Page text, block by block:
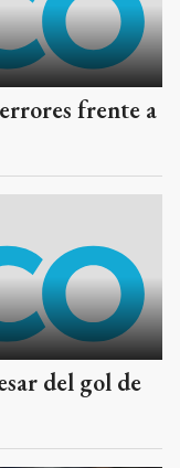
frente a
del gol de